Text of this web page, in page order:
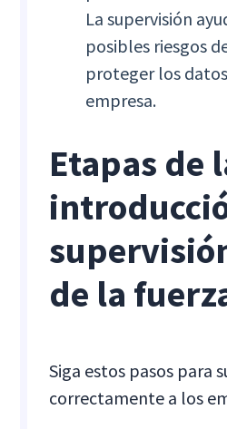
La supervisión
posibles riesgos
proteger los
empresa.
Etapas de
de la
Siga estos pasos para
correctamente a los